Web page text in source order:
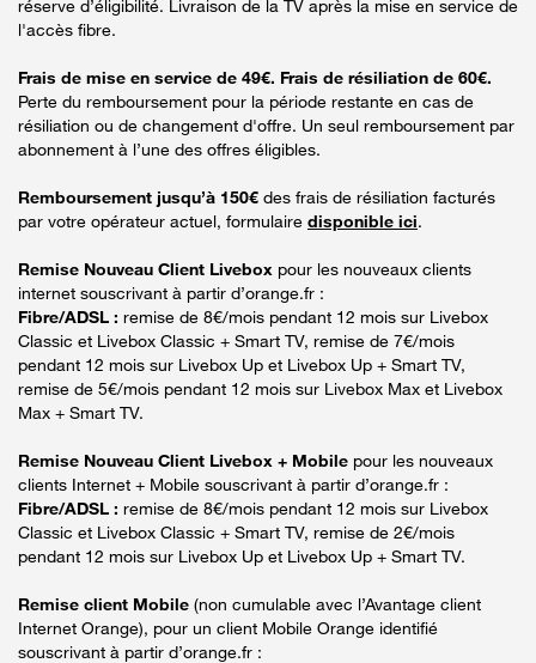
réserve d’éligibilité. Livraison de la TV après la mise en service de
l'accès fibre.
Frais de mise en service de 49€. Frais de résiliation de 60€.
Perte du remboursement pour la période restante en cas de
résiliation ou de changement d'offre. Un seul remboursement par
abonnement à l’une des offres éligibles.
Remboursement jusqu’à 150€ des frais de résiliation facturés
par votre opérateur actuel, formulaire disponible ici.
Remise Nouveau Client Livebox pour les nouveaux clients
internet souscrivant à partir d’orange.fr :
Fibre/ADSL : remise de 8€/mois pendant 12 mois sur Livebox
Classic et Livebox Classic + Smart TV, remise de 7€/mois
pendant 12 mois sur Livebox Up et Livebox Up + Smart TV,
remise de 5€/mois pendant 12 mois sur Livebox Max et Livebox
Max + Smart TV.
Remise Nouveau Client Livebox + Mobile pour les nouveaux
clients Internet + Mobile souscrivant à partir d’orange.fr :
Fibre/ADSL : remise de 8€/mois pendant 12 mois sur Livebox
Classic et Livebox Classic + Smart TV, remise de 2€/mois
pendant 12 mois sur Livebox Up et Livebox Up + Smart TV.
Remise client Mobile (non cumulable avec l’Avantage client
Internet Orange), pour un client Mobile Orange identifié
souscrivant à partir d’orange.fr :